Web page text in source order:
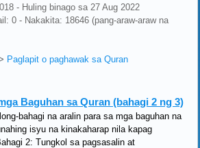
- Huling binago sa 27 Aug 2022
0 - Nakakita: 18646 (pang-araw-araw na
Paglapit o paghawak sa Quran
Baguhan sa Quran (bahagi 2 ng 3)
bahagi na aralin para sa mga baguhan na
isyu na kinakaharap nila kapag
2: Tungkol sa pagsasalin at